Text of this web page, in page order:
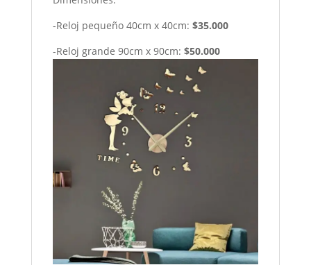
-Reloj pequeño 40cm x 40cm: $35.000
-Reloj grande 90cm x 90cm: $50.000